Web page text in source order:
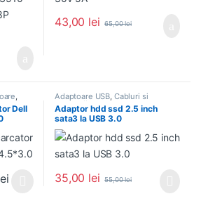
43,00 lei 65,00lei
Dell
Interval de prețuri: 15,00 lei până la
multe variații. Opțiunile pot fi alese în
Adaptoare USB Cabluri si
accesorii
Adaptor hdd ssd 2.5 inch
sata3 la USB 3.0
35,00 lei 55,00lei